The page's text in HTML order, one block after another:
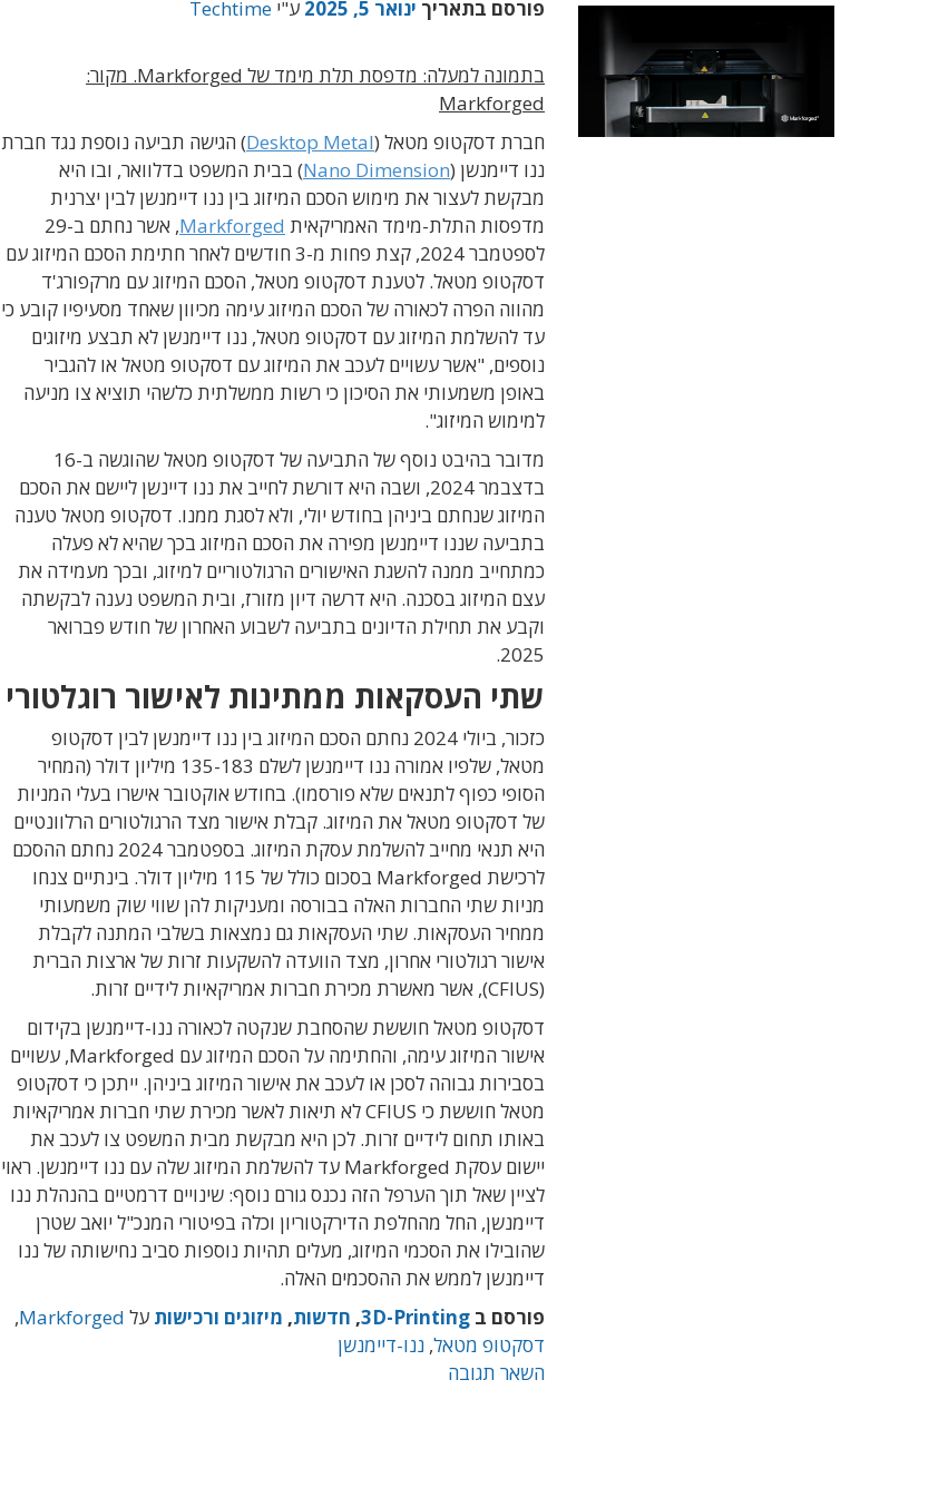
פורסם בתאריך ינואר 5, 2025 ע"י Techtime
בתמונה למעלה: מדפסת תלת מימד של Markforged. מקור:
Markforged
חברת דסקטופ מטאל (Desktop Metal) הגישה תביעה נוספת נגד חברת
ננו דיימנשן (Nano Dimension) בבית המשפט בדלוואר, ובו היא
מבקשת לעצור את מימוש הסכם המיזוג בין ננו דיימנשן לבין יצרנית
מדפסות התלת-מימד האמריקאית Markforged
, אשר נחתם ב-29
לספטמבר 2024, קצת פחות מ-3 חודשים לאחר חתימת הסכם המיזוג עם
דסקטופ מטאל. לטענת דסקטופ מטאל, הסכם המיזוג עם מרקפורג'ד
מהווה הפרה לכאורה של הסכם המיזוג עימה מכיוון שאחד מסעיפיו קובע כי
עד להשלמת המיזוג עם דסקטופ מטאל, ננו דיימנשן לא תבצע מיזוגים
נוספים, "אשר עשויים לעכב את המיזוג עם דסקטופ מטאל או להגביר
באופן משמעותי את הסיכון כי רשות ממשלתית כלשהי תוציא צו מניעה
למימוש המיזוג".
מדובר בהיבט נוסף של התביעה של דסקטופ מטאל שהוגשה ב-16
בדצבמר 2024, ושבה היא דורשת לחייב את ננו דיינשן ליישם את הסכם
המיזוג שנחתם ביניהן בחודש יולי, ולא לסגת ממנו. דסקטופ מטאל טענה
בתביעה שננו דיימנשן מפירה את הסכם המיזוג בכך שהיא לא פעלה
כמתחייב ממנה להשגת האישורים הרגולטוריים למיזוג, ובכך מעמידה את
עצם המיזוג בסכנה. היא דרשה דיון מזורז, ובית המשפט נענה לבקשתה
וקבע את תחילת הדיונים בתביעה לשבוע האחרון של חודש פברואר
2025.
שתי העסקאות ממתינות לאישור רוגלטורי
כזכור, ביולי 2024 נחתם הסכם המיזוג בין ננו דיימנשן לבין דסקטופ
מטאל, שלפיו אמורה ננו דיימנשן לשלם 135-183 מיליון דולר (המחיר
הסופי כפוף לתנאים שלא פורסמו). בחודש אוקטובר אישרו בעלי המניות
של דסקטופ מטאל את המיזוג. קבלת אישור מצד הרגולטורים הרלוונטיים
היא תנאי מחייב להשלמת עסקת המיזוג. בספטמבר 2024 נחתם ההסכם
לרכישת Markforged בסכום כולל של 115 מיליון דולר. בינתיים צנחו
מניות שתי החברות האלה בבורסה ומעניקות להן שווי שוק משמעותי
ממחיר העסקאות. שתי העסקאות גם נמצאות בשלבי המתנה לקבלת
אישור רגולטורי אחרון, מצד הוועדה להשקעות זרות של ארצות הברית
(CFIUS), אשר מאשרת מכירת חברות אמריקאיות לידיים זרות.
דסקטופ מטאל חוששת שהסחבת שנקטה לכאורה ננו-דיימנשן בקידום
אישור המיזוג עימה, והחתימה על הסכם המיזוג עם Markforged, עשויים
בסבירות גבוהה לסכן או לעכב את אישור המיזוג ביניהן. ייתכן כי דסקטופ
מטאל חוששת כי CFIUS לא תיאות לאשר מכירת שתי חברות אמריקאיות
באותו תחום לידיים זרות. לכן היא מבקשת מבית המשפט צו לעכב את
יישום עסקת Markforged עד להשלמת המיזוג שלה עם ננו דיימנשן. ראוי
לציין שאל תוך הערפל הזה נכנס גורם נוסף: שינויים דרמטיים בהנהלת ננו
דיימנשן, החל מהחלפת הדירקטוריון וכלה בפיטורי המנכ"ל יואב שטרן
שהובילו את הסכמי המיזוג, מעלים תהיות נוספות סביב נחישותה של ננו
דיימנשן לממש את ההסכמים האלה.
פורסם ב 3D-Printing
, חדשות, מיזוגים ורכישות על Markforged
,
דסקטופ מטאל, ננו-דיימנשן
השאר תגובה